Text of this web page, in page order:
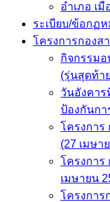
ระเบียบ/ข้อกฏห
โครงการกองส
กิจกรรม
(รุ่นสุดท้า
วันอังคาร
ป้องกันก
โครงการ
(27 เมษา
โครงการ
เมษายน
โครงการ
7.พ.ค.69